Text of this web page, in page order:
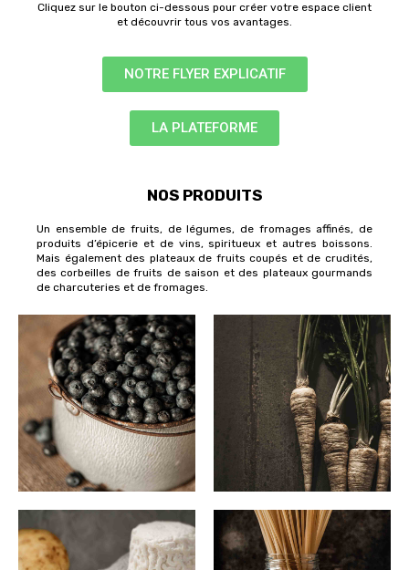
Cliquez sur le bouton ci-dessous pour créer votre espace client
et découvrir tous vos avantages.
NOTRE FLYER EXPLICATIF
LA PLATEFORME
NOS PRODUITS
Un ensemble de fruits, de légumes, de fromages affinés, de
produits d’épicerie et de vins, spiritueux et autres boissons.
Mais également des plateaux de fruits coupés et de crudités,
des corbeilles de fruits de saison et des plateaux gourmands
de charcuteries et de fromages.
FRUITS LÉGUMES